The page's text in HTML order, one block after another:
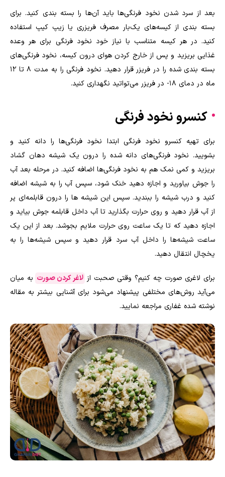
بعد از سرد شدن نخود فرنگی‌ها باید آن‌ها را بسته بندی کنید. برای
بسته بندی از کیسه‌های یک‌بار مصرف فریزری یا زیپ کیپ استفاده
کنید. در هر کیسه متناسب با نیاز خود نخود فرنگی برای هر وعده
غذایی بریزید و پس از خارج کردن هوای درون کیسه، نخود فرنگی‌های
بسته بندی شده را در فریزر قرار دهید. نخود فرنگی را به مدت ۸ تا ۱۲
ماه در دمای ۱۸- در فریزر می‌تواتید نگهداری کنید.
کنسرو نخود فرنگی
برای تهیه کنسرو نخود فرنگی ابتدا نخود فرنگی‌ها را دانه کنید و
بشویید. نخود فرنگی‌های دانه شده را درون یک شیشه دهان گشاد
بریزید و کمی نمک هم به نخود فرنگی‌ها اضافه کنید. در مرحله بعد آب
را جوش بیاورید و اجازه دهید خنک شود، سپس آب را به شیشه اضافه
کنید و درب شیشه را ببندید. سپس این شیشه ها را درون قابلمه‌ای پر
از آب قرار دهید و روی حرارت بگذارید تا آب داخل قابلمه جوش بیاید و
اجازه دهید که تا یک ساعت روی حرارت ملایم بجوشد. بعد از این یک
ساعت شیشه‌ها را داخل آب سرد قرار دهید و سپس شیشه‌ها را به
یخچال انتقال دهید.
برای لاغری صورت چه کنیم؟ وقتی صحبت از لاغر کردن صورت به میان
می‌آید روش‌های مختلفی پیشنهاد می‌شود برای آشنایی بیشتر به مقاله
نوشته شده غفاری مراجعه نمایید.